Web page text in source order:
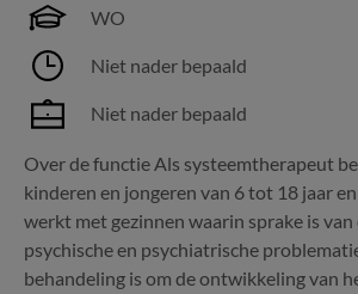
WO
Niet nader bepaald
Niet nader bepaald
Over de functie Als systeemtherapeut
kinderen en jongeren van 6 tot 18 jaar
werkt met gezinnen waarin sprake is
psychische en psychiatrische
behandeling is om de ontwikkeling van